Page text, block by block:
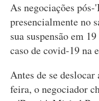
As negociações
presencialmente no
sua suspensão em
caso de covid-19 na
Antes de se
feira, o negociador